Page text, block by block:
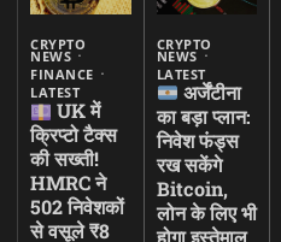
CRYPTO
NEWS
FINANCE
LATEST
UK में
क्रिप्टो टैक्स
की सख्ती!
HMRC ने
502 निवेशकों
से वसूले ₹8
CRYPTO
NEWS
LATEST
अर्जेंटीना
का बड़ा प्लान:
निवेश फंड्स
रख सकेंगे
Bitcoin,
लोन के लिए भी